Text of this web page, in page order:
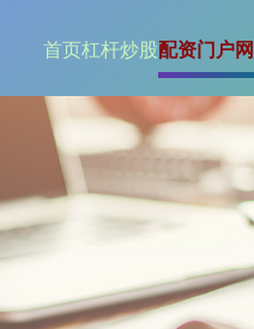
首页杠杆炒股配资门户网